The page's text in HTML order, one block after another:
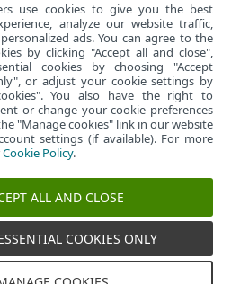
tinklavietę
use cookies to give you the best
analyze our website traffic,
ads. You can agree to the
by clicking "Accept all and close",
cookies by choosing "Accept
or adjust your cookie settings by
You also have the right to
or change your cookie preferences
"Manage cookies" link in our website
settings (if available). For more
Cookie Policy.
ALL AND CLOSE
COOKIES ONLY